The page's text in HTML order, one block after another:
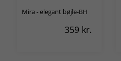
Mira - elegant bøjle-BH
359 kr.